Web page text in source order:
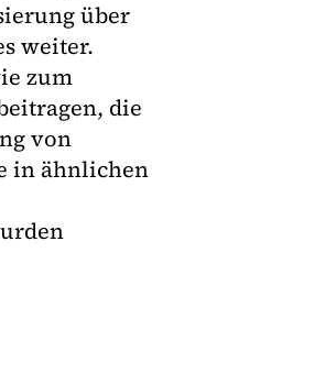
über
weiter.
zum
die
von
in ähnlichen